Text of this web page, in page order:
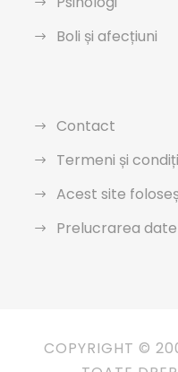
Boli și afecțiuni
Contact
Termeni și
Acest site
Prelucrarea
COPYRIGHT ©